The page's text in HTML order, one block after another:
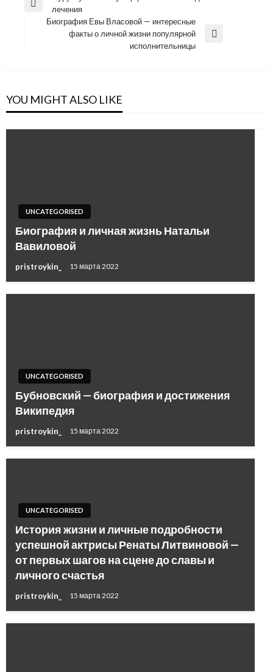
записям
Previousлечения
Биография Евы Власовой — интересные
факты о личной жизни популярной
исполнительницы
YOU MIGHT ALSO LIKE
UNCATEGORISED
Биография и личная жизнь Натальи
Вавиловой
pristroykin_ 15 марта 2022
UNCATEGORISED
Бубновский — биография и достижения
Википедия
pristroykin_ 15 марта 2022
UNCATEGORISED
История жизни и личные подробности
успешной актрисы Ренаты Литвиновой —
от первых шагов на сцене до славы и
личного счастья
pristroykin_ 15 марта 2022